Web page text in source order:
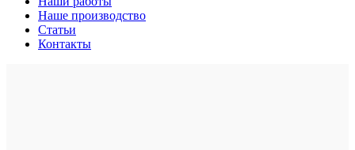
Наше производство
Статьи
Контакты